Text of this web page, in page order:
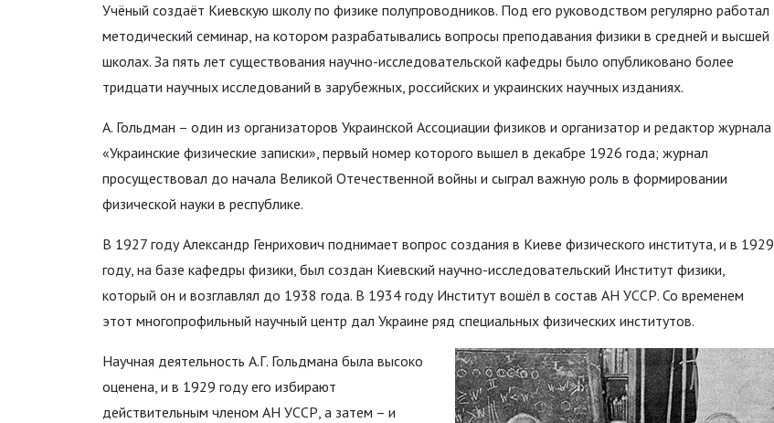
Учёный создаёт Киевскую школу по физике полупроводников. Под его руководством регулярно работал
методический семинар, на котором разрабатывались вопросы преподавания физики в средней и высшей
школах. За пять лет существования научно-исследовательской кафедры было опубликовано более
тридцати научных исследований в зарубежных, российских и украинских научных изданиях.
А. Гольдман – один из организаторов Украинской Ассоциации физиков и организатор и редактор журнала
«Украинские физические записки», первый номер которого вышел в декабре 1926 года; журнал
просуществовал до начала Великой Отечественной войны и сыграл важную роль в формировании
физической науки в республике.
В 1927 году Александр Генрихович поднимает вопрос создания в Киеве физического института, и в 1929
году, на базе кафедры физики, был создан Киевский научно-исследовательский Институт физики,
который он и возглавлял до 1938 года. В 1934 году Институт вошёл в состав АН УССР. Со временем
этот многопрофильный научный центр дал Украине ряд специальных физических институтов.
Научная деятельность А.Г. Гольдмана была высоко
оценена, и в 1929 году его избирают
действительным членом АН УССР, а затем – и